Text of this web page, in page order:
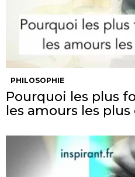
PHILOSOPHIE
Pourquoi les plus
les amours les